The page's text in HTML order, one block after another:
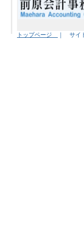
トップページ ｜ サイ